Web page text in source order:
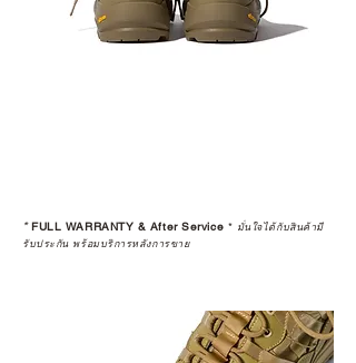
*FULL WARRANTY & After Service * มั่นใจได้กับสินค้ามี
รับประกัน พร้อมบริการหลังการขาย